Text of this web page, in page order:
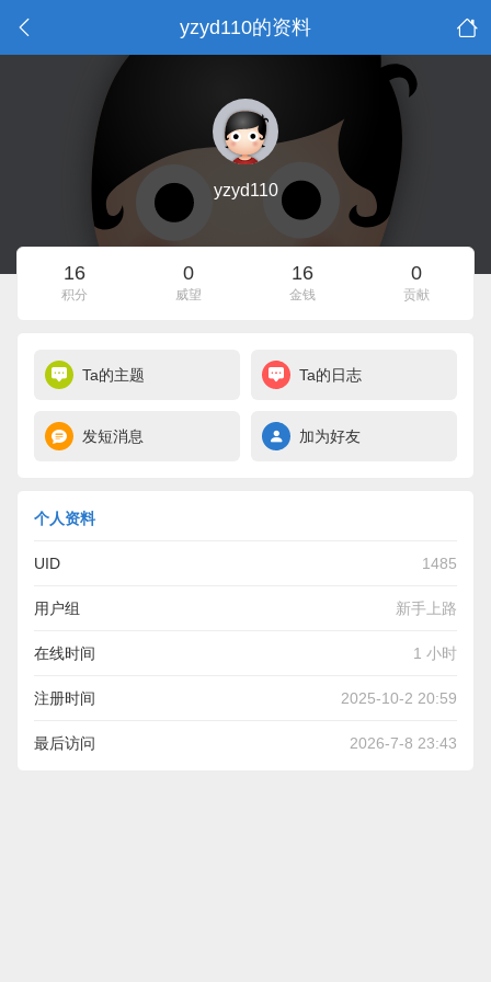
yzyd110的资料
yzyd110
16
积分
0
威望
16
金钱
0
贡献
Ta的主题 Ta的日志
发短消息 加为好友
个人资料
UID 1485
用户组 新手上路
在线时间 1 小时
注册时间 2025-10-2 20:59
最后访问 2026-7-8 23:43